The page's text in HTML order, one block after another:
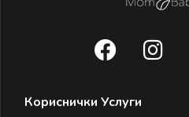
Кориснички Услуги